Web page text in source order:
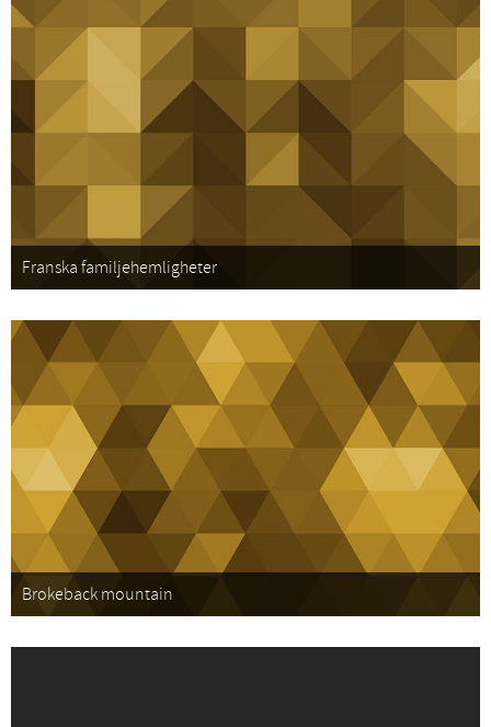
Franska familjehemligheter
Brokeback mountain